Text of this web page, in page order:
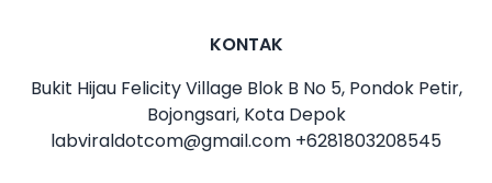
KONTAK
Bukit Hijau Felicity Village Blok B No 5, Pondok Petir,
Bojongsari, Kota Depok
labviraldotcom@gmail.com +6281803208545